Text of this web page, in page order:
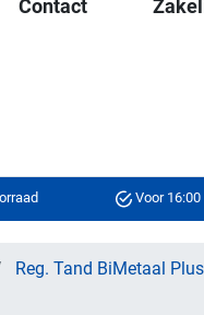
Contact
Voor
Reg. Tand BiMetaal